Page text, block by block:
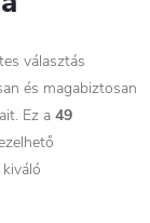
választás
és magabiztosan
Ez a 49